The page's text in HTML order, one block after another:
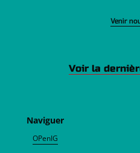
Naviguer
OPenIG
Venir
Voir la